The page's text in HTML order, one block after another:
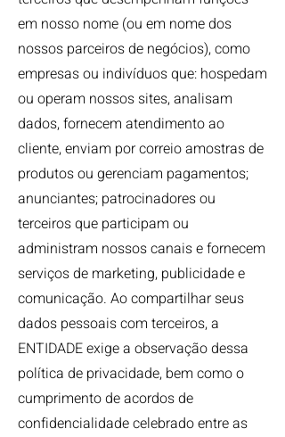
em nosso nome (ou em nome dos
nossos parceiros de negócios), como
empresas ou indivíduos que: hospedam
ou operam nossos sites, analisam
dados, fornecem atendimento ao
cliente, enviam por correio amostras de
produtos ou gerenciam pagamentos;
anunciantes; patrocinadores ou
terceiros que participam ou
administram nossos canais e fornecem
serviços de marketing, publicidade e
comunicação. Ao compartilhar seus
dados pessoais com terceiros, a
ENTIDADE exige a observação dessa
política de privacidade, bem como o
cumprimento de acordos de
confidencialidade celebrado entre as